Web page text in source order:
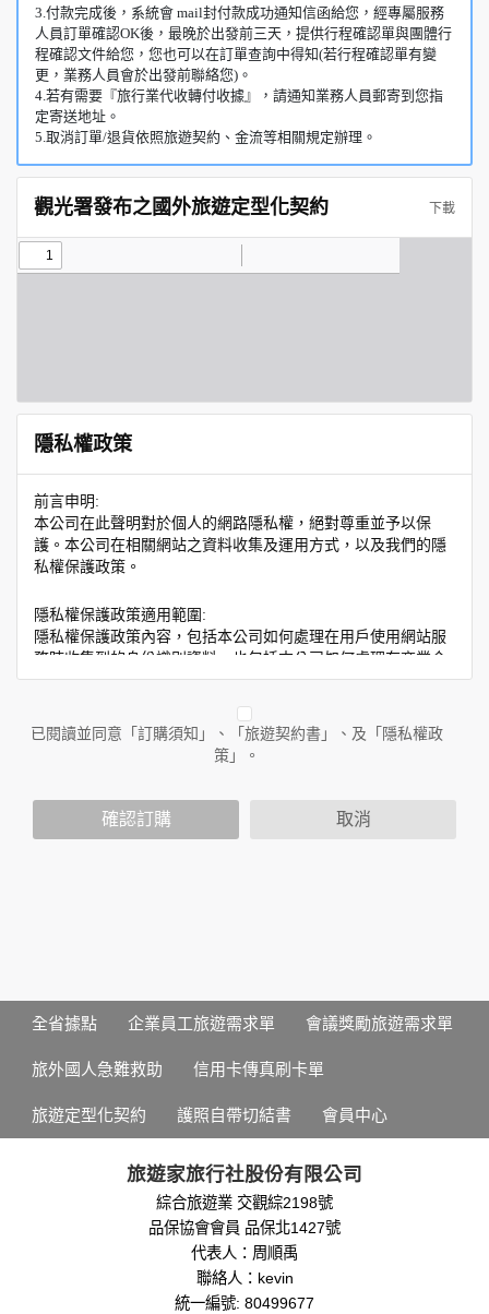
3.付款完成後，系統會 mail封付款成功通知信函給您，經專屬服務
人員訂單確認OK後，最晚於出發前三天，提供行程確認單與團體行
程確認文件給您，您也可以在訂單查詢中得知(若行程確認單有變
更，業務人員會於出發前聯絡您)。
4.若有需要『旅行業代收轉付收據』，請通知業務人員郵寄到您指
定寄送地址。
5.取消訂單/退貨依照旅遊契約、金流等相關規定辦理。
觀光署發布之國外旅遊定型化契約 下載
隱私權政策
前言申明:
本公司在此聲明對於個人的網路隱私權，絕對尊重並予以保
護。本公司在相關網站之資料收集及運用方式，以及我們的隱
私權保護政策。
隱私權保護政策適用範圍:
隱私權保護政策內容，包括本公司如何處理在用戶使用網站服
務時收集到的身份識別資料，也包括本公司如何處理在商業合
作與本公司合作時分享的任何身份識別資料。隱私權保護政策
人員。例如您透過本公司旗下網站上的廣告廠商連結，這些置
放連結的廠商也可能蒐集您個人的資料。對於您主動提供的個
人資訊，這些廣告廠商或連結網站有其個別的隱私權保護政
您個人在本網站上的聊天室或討論區中任意公開個人資料的行
於一般瀏覽時，伺服器會自行記錄相關行徑，包括您使用連線
設備的 IP 位址、使用時間、使用的瀏覽器、瀏覽及點選資料記
用，決不對外公布。
分析，分析結果之統計數據或說明文字呈現，除供內部研究
外，我們會視需要公佈統計數據及說明文字，但不涉及特定個
除非取得您的同意或其他法令之特別規定，本網站絕不會將您
的個人資料揭露予第三人或使用於蒐集目的以外之其他用途。
在您於本網站註冊帳號、使用本網站相關產品、服務、活動或
贈獎時，本網站會收集您的個人識別資料，本網站也可以從商
業夥伴處取得個人資料。
當客戶在本網站註冊時，我們會取得您的姓名、電話、住址、
已閱讀並同意「訂購須知」、「旅遊契約書」、及「隱私權政
策」。
確認訂購 取消
全省據點 企業員工旅遊需求單 會議獎勵旅遊需求單
旅外國人急難救助 信用卡傳真刷卡單
旅遊定型化契約 護照自帶切結書 會員中心
旅遊家旅行社股份有限公司
綜合旅遊業 交觀綜2198號
品保協會會員 品保北1427號
代表人：周順禹
聯絡人：kevin
統一編號: 80499677